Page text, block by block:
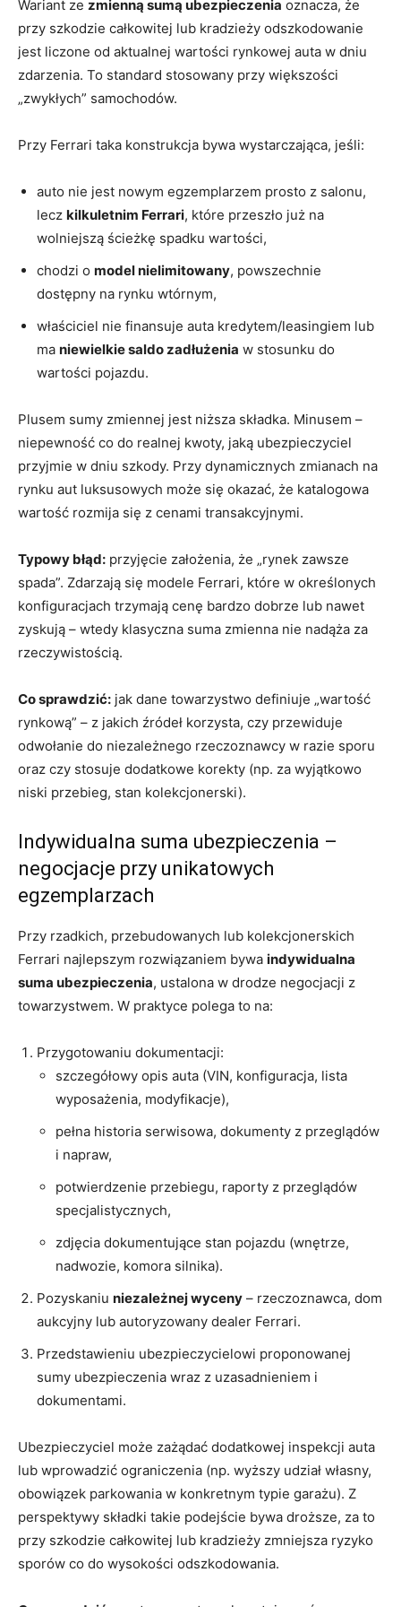
Wariant ze zmienną sumą ubezpieczenia oznacza, że
przy szkodzie całkowitej lub kradzieży odszkodowanie
jest liczone od aktualnej wartości rynkowej auta w dniu
zdarzenia. To standard stosowany przy większości
„zwykłych” samochodów.
Przy Ferrari taka konstrukcja bywa wystarczająca, jeśli:
auto nie jest nowym egzemplarzem prosto z salonu,
lecz kilkuletnim Ferrari, które przeszło już na
wolniejszą ścieżkę spadku wartości,
chodzi o model nielimitowany, powszechnie
dostępny na rynku wtórnym,
właściciel nie finansuje auta kredytem/leasingiem lub
ma niewielkie saldo zadłużenia w stosunku do
wartości pojazdu.
Plusem sumy zmiennej jest niższa składka. Minusem –
niepewność co do realnej kwoty, jaką ubezpieczyciel
przyjmie w dniu szkody. Przy dynamicznych zmianach na
rynku aut luksusowych może się okazać, że katalogowa
wartość rozmija się z cenami transakcyjnymi.
Typowy błąd: przyjęcie założenia, że „rynek zawsze
spada”. Zdarzają się modele Ferrari, które w określonych
konfiguracjach trzymają cenę bardzo dobrze lub nawet
zyskują – wtedy klasyczna suma zmienna nie nadąża za
rzeczywistością.
Co sprawdzić: jak dane towarzystwo definiuje „wartość
rynkową” – z jakich źródeł korzysta, czy przewiduje
odwołanie do niezależnego rzeczoznawcy w razie sporu
oraz czy stosuje dodatkowe korekty (np. za wyjątkowo
niski przebieg, stan kolekcjonerski).
Indywidualna suma ubezpieczenia –
negocjacje przy unikatowych
egzemplarzach
Przy rzadkich, przebudowanych lub kolekcjonerskich
Ferrari najlepszym rozwiązaniem bywa indywidualna
suma ubezpieczenia, ustalona w drodze negocjacji z
towarzystwem. W praktyce polega to na:
Przygotowaniu dokumentacji:
szczegółowy opis auta (VIN, konfiguracja, lista
wyposażenia, modyfikacje),
pełna historia serwisowa, dokumenty z przeglądów
i napraw,
potwierdzenie przebiegu, raporty z przeglądów
specjalistycznych,
zdjęcia dokumentujące stan pojazdu (wnętrze,
nadwozie, komora silnika).
Pozyskaniu niezależnej wyceny – rzeczoznawca, dom
aukcyjny lub autoryzowany dealer Ferrari.
Przedstawieniu ubezpieczycielowi proponowanej
sumy ubezpieczenia wraz z uzasadnieniem i
dokumentami.
Ubezpieczyciel może zażądać dodatkowej inspekcji auta
lub wprowadzić ograniczenia (np. wyższy udział własny,
obowiązek parkowania w konkretnym typie garażu). Z
perspektywy składki takie podejście bywa droższe, za to
przy szkodzie całkowitej lub kradzieży zmniejsza ryzyko
sporów co do wysokości odszkodowania.